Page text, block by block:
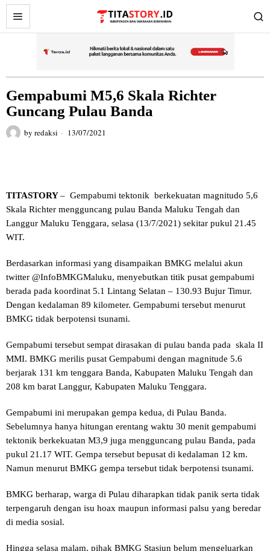
Gempabumi M5,6 Skala Richter
Guncang Pulau Banda
by redaksi 13/07/2021
TITASTORY– Gempabumi tektonik berkekuatan magnitudo 5,6
Skala Richter mengguncang pulau Banda Maluku Tengah dan
Langgur Maluku Tenggara, selasa (13/7/2021) sekitar pukul 21.45
WIT.
Berdasarkan informasi yang disampaikan BMKG melalui akun
twitter @InfoBMKGMaluku, menyebutkan titik pusat gempabumi
berada pada koordinat 5.1 Lintang Selatan – 130.93 Bujur Timur.
Dengan kedalaman 89 kilometer. Gempabumi tersebut menurut
BMKG tidak berpotensi tsunami.
Gempabumi tersebut sempat dirasakan di pulau banda pada skala II
MMI. BMKG merilis pusat Gempabumi dengan magnitude 5.6
berjarak 131 km tenggara Banda, Kabupaten Maluku Tengah dan
208 km barat Langgur, Kabupaten Maluku Tenggara.
Gempabumi ini merupakan gempa kedua, di Pulau Banda.
Sebelumnya hanya hitungan erentang waktu 30 menit gempabumi
tektonik berkekuatan M3,9 juga mengguncang pulau Banda, pada
pukul 21.17 WIT. Gempa tersebut bepusat di kedalaman 12 km.
Namun menurut BMKG gempa tersebut tidak berpotensi tsunami.
BMKG berharap, warga di Pulau diharapkan tidak panik serta tidak
terpengaruh dengan isu hoax maupun informasi palsu yang beredar
di media sosial.
Hingga selasa malam, pihak BMKG Stasiun belum mengeluarkan